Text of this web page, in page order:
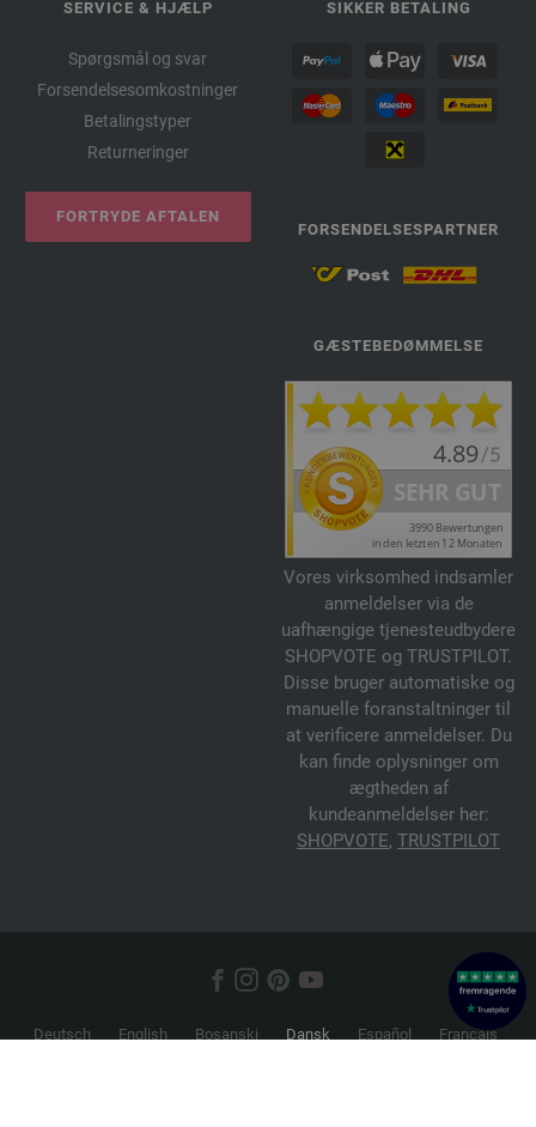
SERVICE & HJÆLP
Spørgsmål og svar
Forsendelsesomkostninger
Betalingstyper
Returneringer
FORTRYDE AFTALEN
SIKKER BETALING
FORSENDELSESPARTNER
GÆSTEBEDØMMELSE
Vores virksomhed indsamler
anmeldelser via de
uafhængige tjenesteudbydere
SHOPVOTE og TRUSTPILOT.
Disse bruger automatiske og
manuelle foranstaltninger til
at verificere anmeldelser. Du
kan finde oplysninger om
ægtheden af
kundeanmeldelser her:
SHOPVOTE, TRUSTPILOT
Deutsch English Bosanski Dansk Español
Français